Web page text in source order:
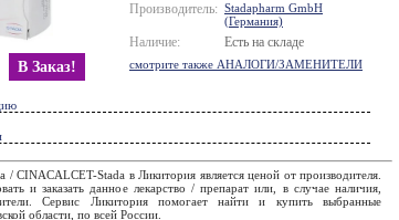
В Заказ!
Производитель: Stadapharm GmbH
(Германия)
Наличие: Есть на складе
смотрите также АНАЛОГИ/ЗАМЕНИТЕЛИ
Stada в Ликитория является ценой от производителя.
и заказать данное лекарство / препарат или, в случае наличия,
Сервис Ликитория помогает найти и купить выбранные
области, по всей России.